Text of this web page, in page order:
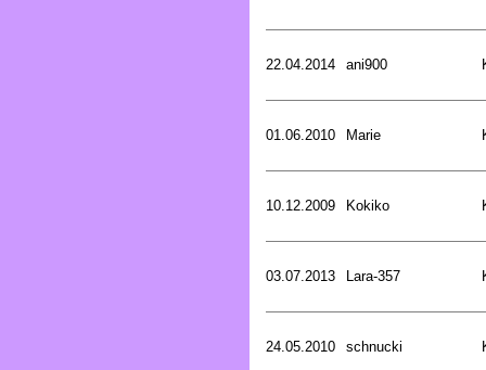
22.04.2014 ani900
01.06.2010 Marie
10.12.2009 Kokiko
03.07.2013 Lara-357
24.05.2010 schnucki